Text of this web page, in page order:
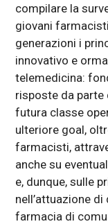
compilare la
giovani
generazioni i
innovativo e
telemedicina:
risposte da parte
futura classe
ulteriore goal,
farmacisti,
anche su
e, dunque, sulle
nell’attuazione
farmacia di